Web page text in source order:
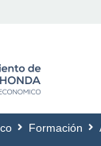
Formación